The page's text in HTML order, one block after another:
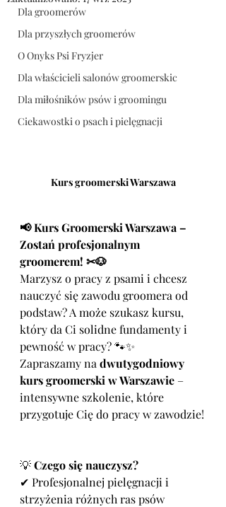
Dla groomerów
Dla przyszłych groomerów
O Onyks Psi Fryzjer
Dla właścicieli salonów groomerskic
Dla miłośników psów i groomingu
Ciekawostki o psach i pielęgnacji
Kurs groomerski Warszawa
📢 Kurs Groomerski Warszawa –
Zostań profesjonalnym
groomerem! ✂🐶
Marzysz o pracy z psami i chcesz
nauczyć się zawodu groomera od
podstaw? A może szukasz kursu,
który da Ci solidne fundamenty i
pewność w pracy? 🐾✨
Zapraszamy na dwutygodniowy
kurs groomerski w Warszawie –
intensywne szkolenie, które
przygotuje Cię do pracy w zawodzie!
💡 Czego się nauczysz?
✔ Profesjonalnej pielęgnacji i
strzyżenia różnych ras psów